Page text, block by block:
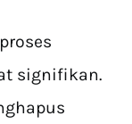
signifikan.